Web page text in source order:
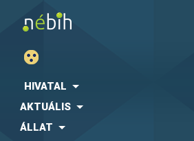
HIVATAL
AKTUÁLIS
ÁLLAT